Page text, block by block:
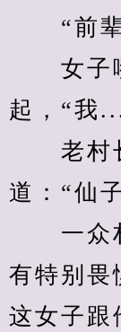
“前辈
女子嘴
起，“我
老村长
道：“仙
一众村
有特别畏
这女子跟